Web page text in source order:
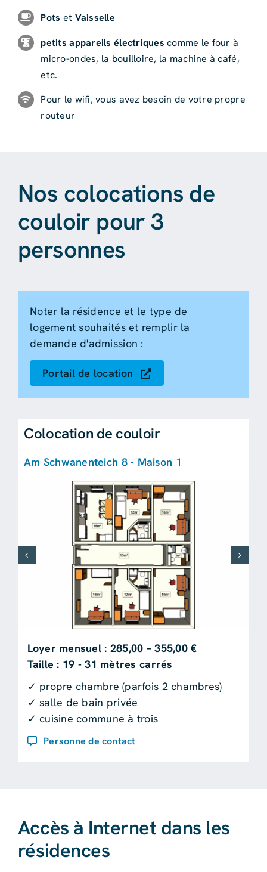
Pots et Vaisselle
petits appareils électriquescomme le four à
micro-ondes, la bouilloire, la machine à café,
etc.
Pour le wifi, vous avez besoin de votre propre
routeur
Nos colocations de
couloir pour 3
personnes
Noter la résidence et le type de
logement souhaités et remplir la
demande d'admission :
Portail de location
Colocation de couloir
Am Schwanenteich 8 - Maison 1
Loyer mensuel : 285,00 – 355,00 €
Taille : 19 - 31 mètres carrés
✓ propre chambre (parfois 2 chambres)
✓ salle de bain privée
✓ cuisine commune à trois
Personne de contact
Accès à Internet dans les
résidences